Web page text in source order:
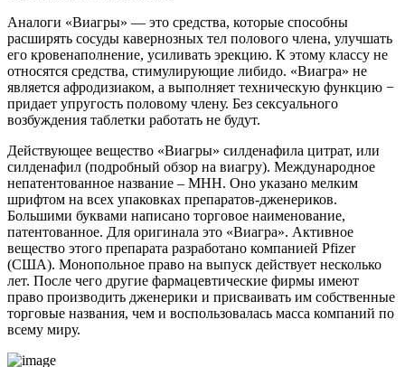
Аналоги «Виагры» — это средства, которые способны
расширять сосуды кавернозных тел полового члена, улучшать
его кровенаполнение, усиливать эрекцию. К этому классу не
относятся средства, стимулирующие либидо. «Виагра» не
является афродизиаком, а выполняет техническую функцию −
придает упругость половому члену. Без сексуального
возбуждения таблетки работать не будут.
Действующее вещество «Виагры» силденафила цитрат, или
силденафил (подробный обзор на виагру). Международное
непатентованное название – МНН. Оно указано мелким
шрифтом на всех упаковках препаратов-дженериков.
Большими буквами написано торговое наименование,
патентованное. Для оригинала это «Виагра». Активное
вещество этого препарата разработано компанией Pfizer
(США). Монопольное право на выпуск действует несколько
лет. После чего другие фармацевтические фирмы имеют
право производить дженерики и присваивать им собственные
торговые названия, чем и воспользовалась масса компаний по
всему миру.